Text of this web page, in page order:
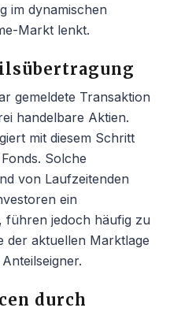
im dynamischen
Markt lenkt.
gemeldete Transaktion
handelbare Aktien.
mit diesem Schritt
Solche
von Laufzeitenden
ein
führen jedoch häufig zu
der aktuellen Marktlage
durch